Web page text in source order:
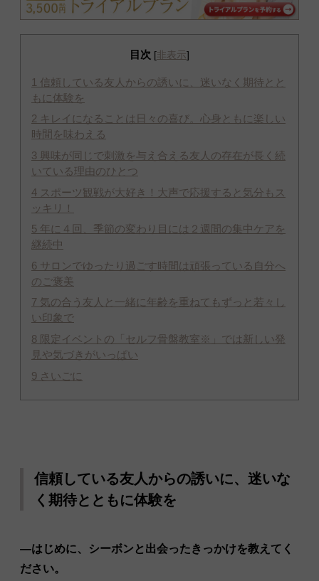
目次 [非表示]
1 信頼している友人からの誘いに、迷いなく期待とと
もに体験を
2 キレイになることは日々の喜び。心身ともに楽しい
時間を味わえる
3 興味が同じで刺激を与え合える友人の存在が長く続
いている理由のひとつ
4 スポーツ観戦が大好き！大声で応援すると気分もス
ッキリ！
5 年に４回、季節の変わり目には２週間の集中ケアを
継続中
6 サロンでゆったり過ごす時間は頑張っている自分へ
のご褒美
7 気の合う友人と一緒に年齢を重ねてもずっと若々し
い印象で
8 限定イベントの「セルフ骨盤教室※」では新しい発
見や気づきがいっぱい
9 さいごに
信頼している友人からの誘いに、迷いな
く期待とともに体験を
―はじめに、シーボンと出会ったきっかけを教えてく
ださい。